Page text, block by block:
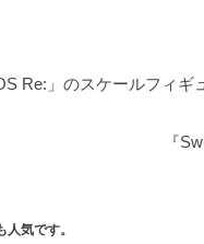
Re:」のスケールフィギ
『
人気です。